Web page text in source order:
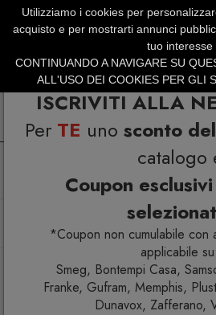
ISCRIVITI ALLA
Per TE uno sconto
catalogo
Coupon
*Coupon non cumulabile con
applicabile su:
Smeg, Bontempi Casa,
Franke, Gufram, Memphis,
Dunavox, Zafferano,
SERVIZIO CLIENTI
SUMMER SALES | Fino
Arredo esterno
La Siesta TreeMount 1rope
Utilizziamo i cookies per
acquisto e per mostrarti annunci
tuo interesse
CONTINUANDO A NAVIGARE SU
ALL'USO DEI COOKIES PER GLI